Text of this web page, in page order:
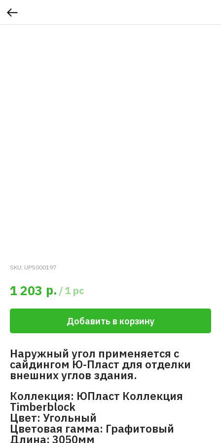
SKU: UPS000197
1 203 р. /1 pc
Добавить в корзину
Наружный угол применяется с
сайдингом Ю-Пласт для отделки
внешних углов здания.
Коллекция: ЮПласт Коллекция
Timberblock
Цвет: Угольный
Цветовая гамма: Графитовый
Длина: 3050мм